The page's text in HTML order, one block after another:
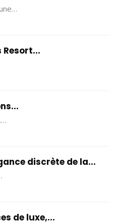
Resort...
discrète de la...
de luxe,...